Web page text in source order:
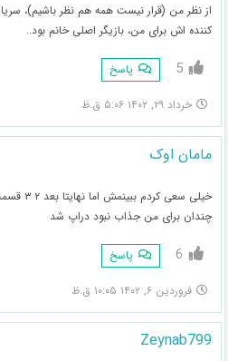
از نظر من (قرار نیست همه هم نظر باشیم)،
کننده اش برای من، بازیگر اصلی خانم بود..
5 پاسخ
خرداد ۲۹, ۱۴۰۲ ۵:۰۶ ق.ظ
مامان اوک
خیلی سعی کردم ببینمش اما نهایتا بعد ۲ ۳ قسمت رهاش میکردم
چندان برای من جذاب نبود دراپ شد
6 پاسخ
فروردین ۶, ۱۴۰۲ ۱۰:۰۵ ق.ظ
Zeynab799